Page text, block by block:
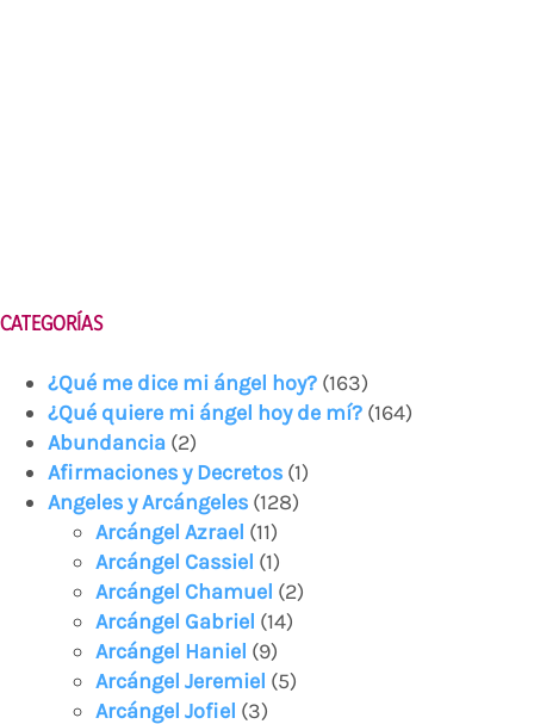
CATEGORÍAS
¿Qué me dice mi ángel hoy? (163)
¿Qué quiere mi ángel hoy de mí? (164)
Abundancia (2)
Afirmaciones y Decretos (1)
Angeles y Arcángeles (128)
Arcángel Azrael (11)
Arcángel Cassiel (1)
Arcángel Chamuel (2)
Arcángel Gabriel (14)
Arcángel Haniel (9)
Arcángel Jeremiel (5)
Arcángel Jofiel (3)